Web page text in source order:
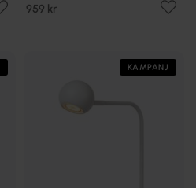
959 kr
KAMPANJ